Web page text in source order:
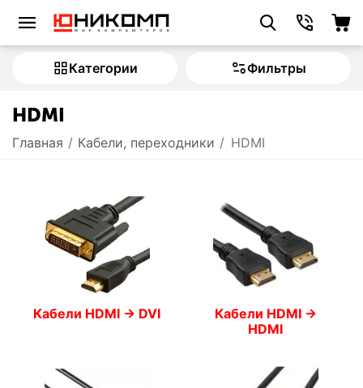
Категории Фильтры
HDMI
Главная / Кабели, переходники / HDMI
Кабели HDMI -> DVI
Кабели HDMI ->
HDMI